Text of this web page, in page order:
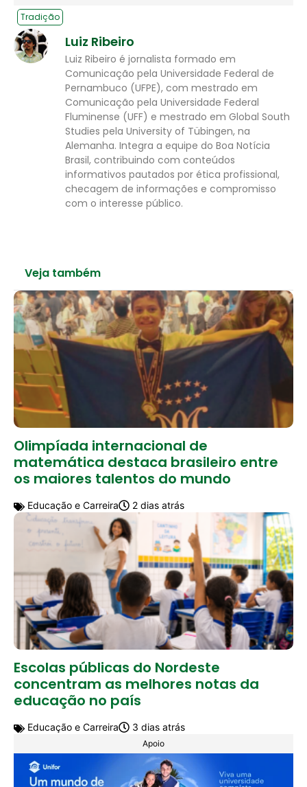
Tradição
Luiz Ribeiro
Luiz Ribeiro é jornalista formado em
Comunicação pela Universidade Federal de
Pernambuco (UFPE), com mestrado em
Comunicação pela Universidade Federal
Fluminense (UFF) e mestrado em Global South
Studies pela University of Tübingen, na
Alemanha. Integra a equipe do Boa Notícia
Brasil, contribuindo com conteúdos
informativos pautados por ética profissional,
checagem de informações e compromisso
com o interesse público.
Veja também
Olimpíada internacional de
matemática destaca brasileiro entre
os maiores talentos do mundo
Educação e Carreira 2 dias atrás
Escolas públicas do Nordeste
concentram as melhores notas da
educação no país
Educação e Carreira 3 dias atrás
Apoio